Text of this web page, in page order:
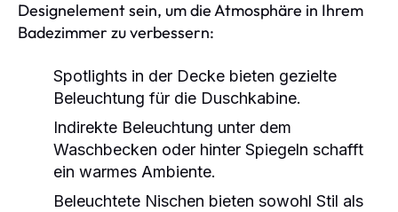
Designelement sein, um die Atmosphäre in Ihrem
Badezimmer zu verbessern:
Spotlights in der Decke bieten gezielte
Beleuchtung für die Duschkabine.
Indirekte Beleuchtung unter dem
Waschbecken oder hinter Spiegeln schafft
ein warmes Ambiente.
Beleuchtete Nischen bieten sowohl Stil als